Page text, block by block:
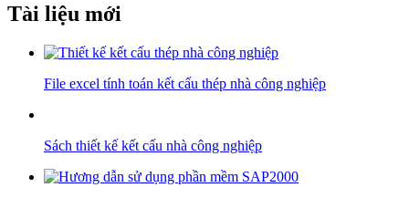
Tài liệu mới
File excel tính toán kết cấu thép nhà công nghiệp
Sách thiết kế kết cấu nhà công nghiệp